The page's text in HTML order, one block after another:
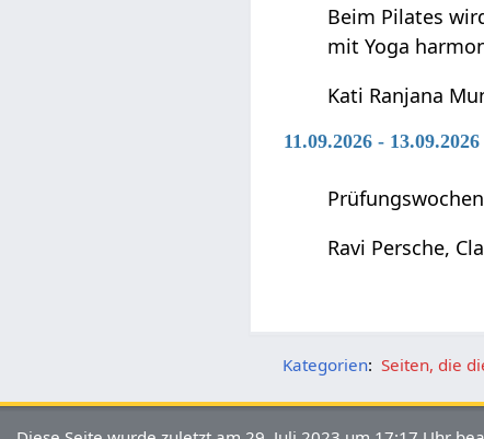
Beim Pilates
mit Yoga
Kati Ranjana
11.09.2026 -
Ravi Persche,
Kategorien: Seiten, die